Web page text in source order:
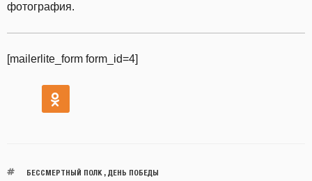
фотография.
[mailerlite_form form_id=4]
БЕССМЕРТНЫЙ ПОЛК, ДЕНЬ ПОБЕДЫ